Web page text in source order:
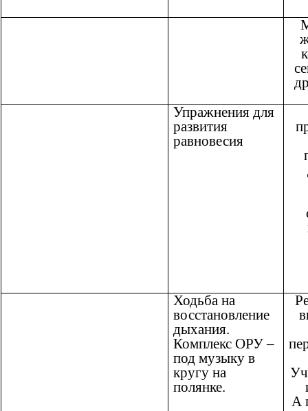
Упражнения для
развития
равновесия
Ходьба на
восстановление
дыхания.
Комплекс ОРУ –
под музыку в
кругу на
полянке.
А